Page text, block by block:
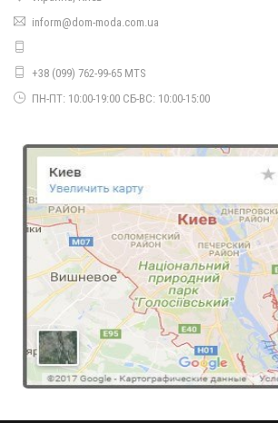
Модний жіночий джемпер з хутряними
490.00грн.
inform@dom-moda.com.ua
+38 (099) 762-99-65 MTS
ПН-ПТ: 10:00-19:00 СБ-ВС: 10:00-15:00